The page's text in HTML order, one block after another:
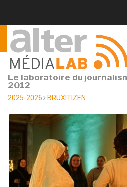
Le laboratoire du
2012
2025-2026 BRUXITIZEN